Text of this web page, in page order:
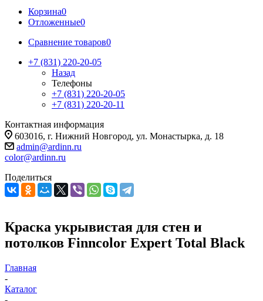
Корзина0
Отложенные0
Сравнение товаров0
+7 (831) 220-20-05
Назад
Телефоны
+7 (831) 220-20-05
+7 (831) 220-20-11
Контактная информация
603016, г. Нижний Новгород, ул. Монастырка, д. 18
admin@ardinn.ru
color@ardinn.ru
Поделиться
Краска укрывистая для стен и
потолков Finncolor Expert Total Black
Главная
-
Каталог